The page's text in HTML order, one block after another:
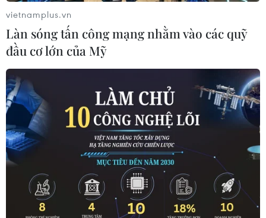
Tổng thống Hàn Quốc Moon Jae-in (phải) và Nhà lãnh đạo
Triều Tiên Kim Jong-un (trái) nhất trí hướng tới một giải pháp
hòa bình bền vững tại Hội nghị thượng đỉnh liên Triều ở làng
đình chiến Panmunjom ngày 27/4. (Nguồn: YONHAP/TTXVN)
Ngày 27/4, Đức đã bày tỏ hoan nghênh hội nghị
thượng đỉnh liên Triều mang tính lịch sử, coi
vietnamplus.vn
Làn sóng tấn công mạng nhằm vào các quỹ
đầu cơ lớn của Mỹ